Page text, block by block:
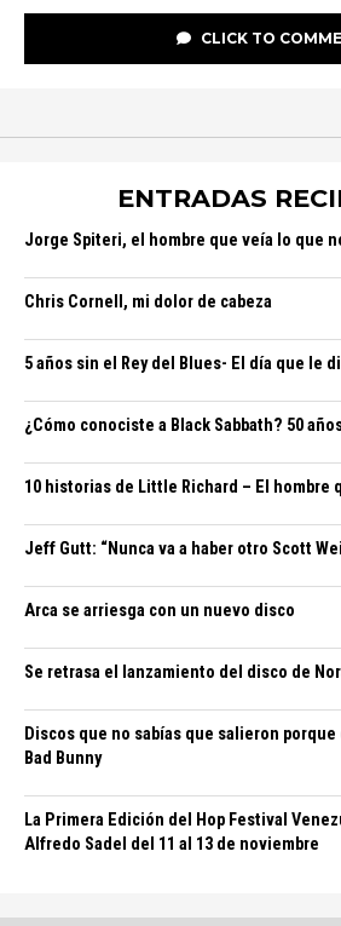
CLICK TO
ENTRADAS
Jorge Spiteri, el hombre que veía lo que
Chris Cornell, mi dolor de cabeza
5 años sin el Rey del Blues- El día que le
¿Cómo conociste a Black Sabbath? 50
10 historias de Little Richard – El hombre
Jeff Gutt: “Nunca va a haber otro Scott
Arca se arriesga con un nuevo disco
Se retrasa el lanzamiento del disco de
Discos que no sabías que salieron
Bad Bunny
La Primera Edición del Hop Festival
Alfredo Sadel del 11 al 13 de noviembre